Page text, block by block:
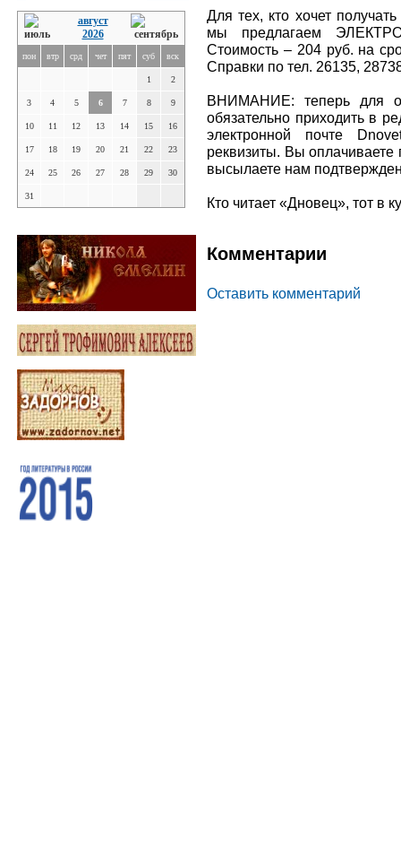
август
2026
пон втр срд чет пят суб вск
1 2
3 4 5 6 7 8 9
10 11 12 13 14 15 16
17 18 19 20 21 22 23
24 25 26 27 28 29 30
31
Для тех, кто хочет
мы предлагаем
Стоимость – 204 руб. на
Справки по тел. 26135,
ВНИМАНИЕ: теперь для
обязательно приходить в
электронной почте
реквизиты. Вы
высылаете нам
Кто читает «Дновец», тот в
Комментарии
Оставить комментарий